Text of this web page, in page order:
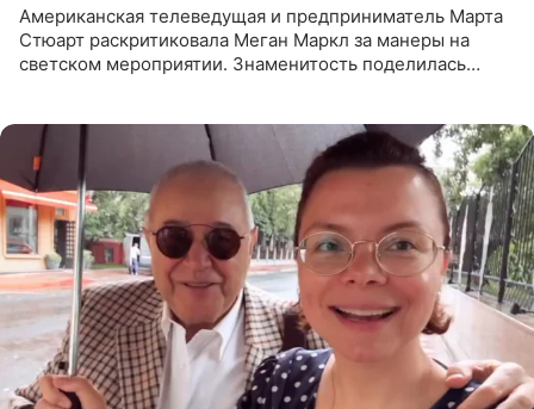
Американская телеведущая и предприниматель Марта
Стюарт раскритиковала Меган Маркл за манеры на
светском мероприятии. Знаменитость поделилась